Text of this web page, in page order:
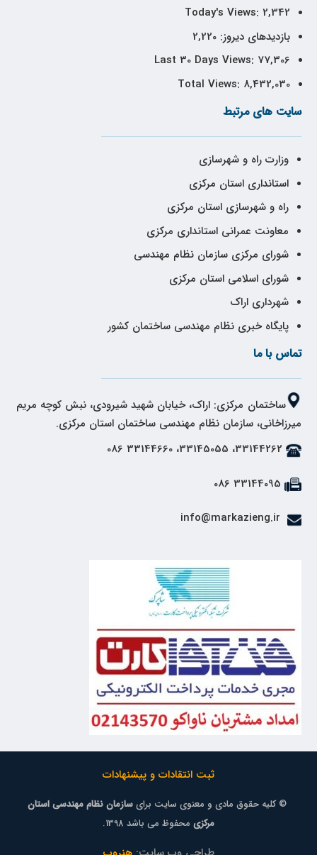
Today's Views: 2,342
بازدیدهای دیروز:2,220
Last 30 Days Views: 77,306
Total Views: 8,432,030
سایت های مرتبط
وزارت راه و شهرسازی
استانداری استان مرکزی
راه و شهرسازی استان مرکزی
معاونت عمرانی استانداری مرکزی
شورای مرکزی سازمان نظام مهندسی
شورای اسلامی استان مرکزی
شهرداری اراک
پایگاه خبری نظام مهندسی ساختمان کشور
تماس با ما
ساختمان مرکزی: اراک، خیابان شهید شیرودی، نبش کوچه مریم
میرزاخانی، سازمان نظام مهندسی ساختمان استان مرکزی.
33144262، 33145055، 33144660 086
33144095 086
ثبت انتقادات و پیشنهادات
© کلیه حقوق مادی و معنوی سایت برایسازمان نظام مهندسی استان
مرکزی محفوظ می باشد 1398.